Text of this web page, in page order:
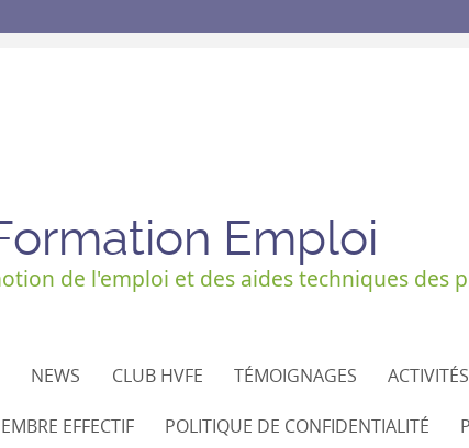
Emploi
de l'emploi et des aides techniques des
NEWS CLUB HVFE TÉMOIGNAGES
EFFECTIF POLITIQUE DE CONFIDENTIALITÉ